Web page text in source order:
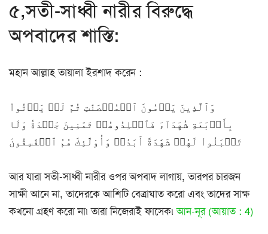
৫,সতী-সাধ্বী নারীর বিরুদ্ধে
অপবাদের শাস্তি:
মহান আল্লাহ তায়ালা ইরশাদ করেন :
وَٱلَّذِينَ يَرۡمُونَ ٱلۡمُحۡصَنَٰتِ ثُمَّ لَمۡ يَأۡتُواْ
بِأَرۡبَعَةِ شُهَدَآءَ فَٱجۡلِدُوهُمۡ ثَمَٰنِينَ جَلۡدَةٗ وَلَا
تَقۡبَلُواْ لَهُمۡ شَهَٰدَةً أَبَدٗاۚ وَأُوْلَٰٓئِكَ هُمُ ٱلۡفَٰسِقُونَ
আর যারা সতী-সাধ্বী নারীর ওপর অপবাদ লাগায়, তারপর চারজন
সাক্ষী আনে না, তাদেরকে আশিটি বেত্রাঘাত করো এবং তাদের সাক্ষ
কখনো গ্রহণ করো না৷ তারা নিজেরাই ফাসেক৷আন-নূর (আয়াত : 4)